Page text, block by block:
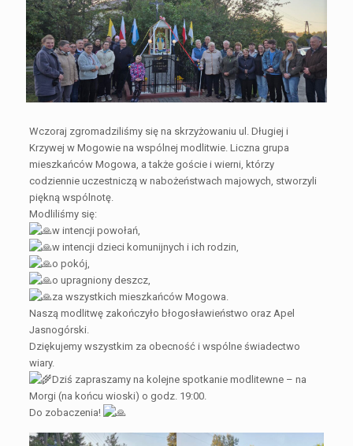
Wczoraj zgromadziliśmy się na skrzyżowaniu ul. Długiej i
Krzywej w Mogowie na wspólnej modlitwie. Liczna grupa
mieszkańców Mogowa, a także goście i wierni, którzy
codziennie uczestniczą w nabożeństwach majowych, stworzyli
piękną wspólnotę.
Modliliśmy się:
w intencji powołań,
w intencji dzieci komunijnych i ich rodzin,
o pokój,
o upragniony deszcz,
za wszystkich mieszkańców Mogowa.
Naszą modlitwę zakończyło błogosławieństwo oraz Apel
Jasnogórski.
Dziękujemy wszystkim za obecność i wspólne świadectwo
wiary.
Dziś zapraszamy na kolejne spotkanie modlitewne – na
Morgi (na końcu wioski) o godz. 19:00.
Do zobaczenia!